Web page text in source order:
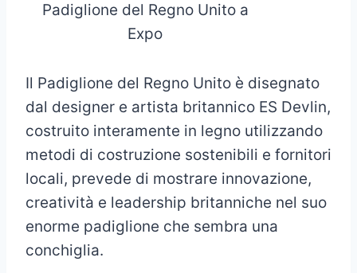
Padiglione del Regno Unito a
Expo
Il Padiglione del Regno Unito è disegnato
dal designer e artista britannico ES Devlin,
costruito interamente in legno utilizzando
metodi di costruzione sostenibili e fornitori
locali, prevede di mostrare innovazione,
creatività e leadership britanniche nel suo
enorme padiglione che sembra una
conchiglia.